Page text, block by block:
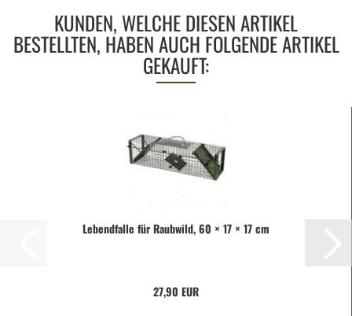
KUNDEN, WELCHE DIESEN ARTIKEL
BESTELLTEN, HABEN AUCH FOLGENDE ARTIKEL
GEKAUFT:
Lebendfalle für Raubwild, 60 × 17 × 17 cm
27,90 EUR